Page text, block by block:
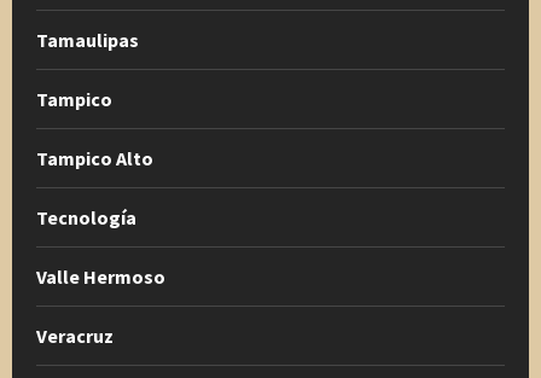
Tamaulipas
Tampico
Tampico Alto
Tecnología
Valle Hermoso
Veracruz